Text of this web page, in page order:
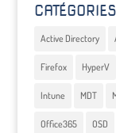
CATÉGORIES
Active Directory
Firefox HyperV
Intune MDT
Office365 OSD